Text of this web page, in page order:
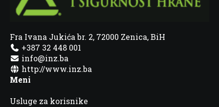
Fra Ivana Jukića br. 2, 72000 Zenica, BiH
+387 32 448 001
info@inz.ba
http://www.inz.ba
Meni
Usluge za korisnike